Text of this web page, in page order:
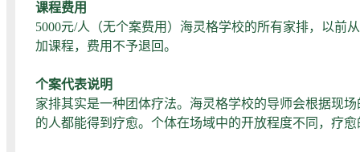
课程费用
5000元/人（无个案费用）海灵格学校的所有家排，以前
加课程，费用不予退回。
个案代表说明
家排其实是一种团体疗法。海灵格学校的导师会根据现
的人都能得到疗愈。个体在场域中的开放程度不同，疗